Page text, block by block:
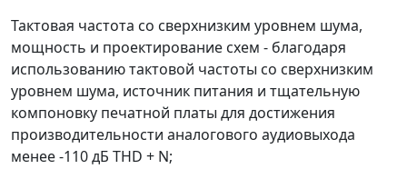
Тактовая частота со сверхнизким уровнем шума,
мощность и проектирование схем - благодаря
использованию тактовой частоты со сверхнизким
уровнем шума, источник питания и тщательную
компоновку печатной платы для достижения
производительности аналогового аудиовыхода
менее -110 дБ THD + N;